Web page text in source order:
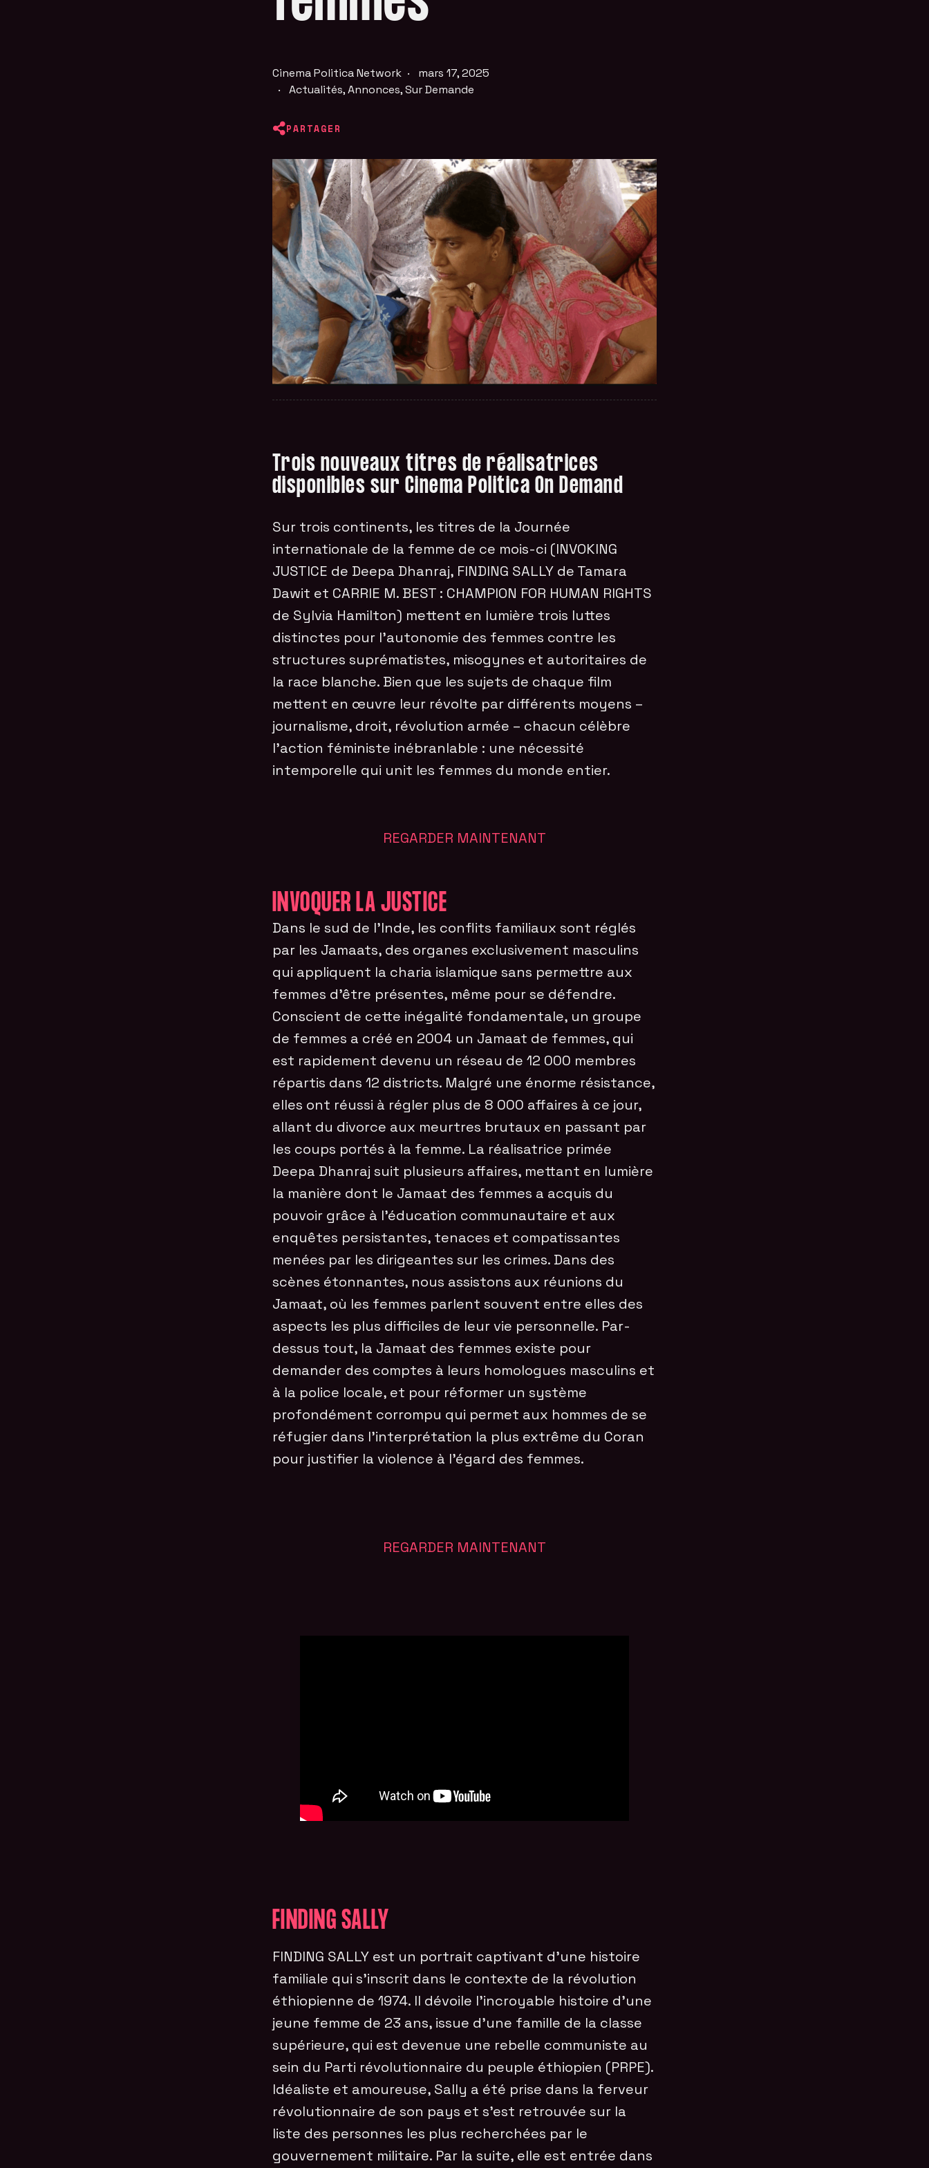
Cinema Politica Network·
mars 17, 2025
·
Actualités,Annonces,Sur Demande
PARTAGER
Trois nouveaux titres de réalisatrices
disponibles sur Cinema Politica On Demand
Sur trois continents, les titres de la Journée
internationale de la femme de ce mois-ci (INVOKING
JUSTICE de Deepa Dhanraj, FINDING SALLY de Tamara
Dawit et CARRIE M. BEST : CHAMPION FOR HUMAN RIGHTS
de Sylvia Hamilton) mettent en lumière trois luttes
distinctes pour l’autonomie des femmes contre les
structures suprématistes, misogynes et autoritaires de
la race blanche. Bien que les sujets de chaque film
mettent en œuvre leur révolte par différents moyens –
journalisme, droit, révolution armée – chacun célèbre
l’action féministe inébranlable : une nécessité
intemporelle qui unit les femmes du monde entier.
REGARDER MAINTENANT
INVOQUER LA JUSTICE
Dans le sud de l’Inde, les conflits familiaux sont réglés
par les Jamaats, des organes exclusivement masculins
qui appliquent la charia islamique sans permettre aux
femmes d’être présentes, même pour se défendre.
Conscient de cette inégalité fondamentale, un groupe
de femmes a créé en 2004 un Jamaat de femmes, qui
est rapidement devenu un réseau de 12 000 membres
répartis dans 12 districts. Malgré une énorme résistance,
elles ont réussi à régler plus de 8 000 affaires à ce jour,
allant du divorce aux meurtres brutaux en passant par
les coups portés à la femme. La réalisatrice primée
Deepa Dhanraj suit plusieurs affaires, mettant en lumière
la manière dont le Jamaat des femmes a acquis du
pouvoir grâce à l’éducation communautaire et aux
enquêtes persistantes, tenaces et compatissantes
menées par les dirigeantes sur les crimes. Dans des
scènes étonnantes, nous assistons aux réunions du
Jamaat, où les femmes parlent souvent entre elles des
aspects les plus difficiles de leur vie personnelle. Par-
dessus tout, la Jamaat des femmes existe pour
demander des comptes à leurs homologues masculins et
à la police locale, et pour réformer un système
profondément corrompu qui permet aux hommes de se
réfugier dans l’interprétation la plus extrême du Coran
pour justifier la violence à l’égard des femmes.
REGARDER MAINTENANT
FINDING SALLY
FINDING SALLY est un portrait captivant d’une histoire
familiale qui s’inscrit dans le contexte de la révolution
éthiopienne de 1974. Il dévoile l’incroyable histoire d’une
jeune femme de 23 ans, issue d’une famille de la classe
supérieure, qui est devenue une rebelle communiste au
sein du Parti révolutionnaire du peuple éthiopien (PRPE).
Idéaliste et amoureuse, Sally a été prise dans la ferveur
révolutionnaire de son pays et s’est retrouvée sur la
liste des personnes les plus recherchées par le
gouvernement militaire. Par la suite, elle est entrée dans